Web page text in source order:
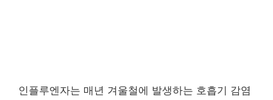
인플루엔자는 매년 겨울철에 발생하는 호흡기 감염